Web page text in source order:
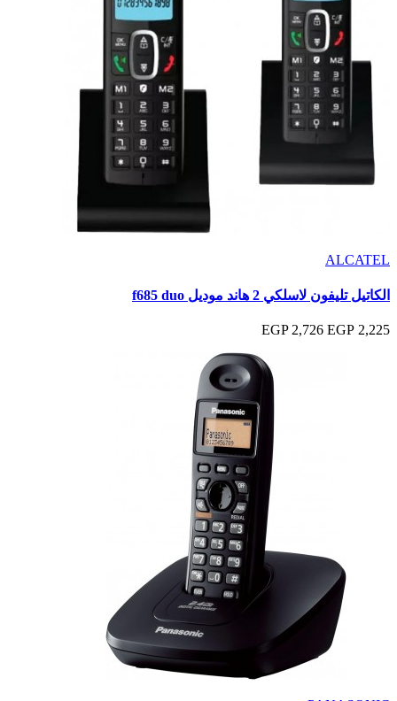
ALCATEL
الكاتيل تليفون لاسلكي 2 هاند موديل f685 duo
2,225 EGP
2,726 EGP